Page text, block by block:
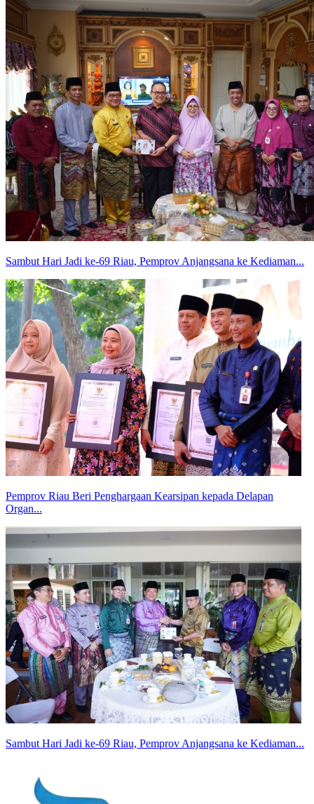
Sambut Hari Jadi ke-69 Riau, Pemprov Anjangsana ke Kediaman...
Pemprov Riau Beri Penghargaan Kearsipan kepada Delapan
Organ...
Sambut Hari Jadi ke-69 Riau, Pemprov Anjangsana ke Kediaman...